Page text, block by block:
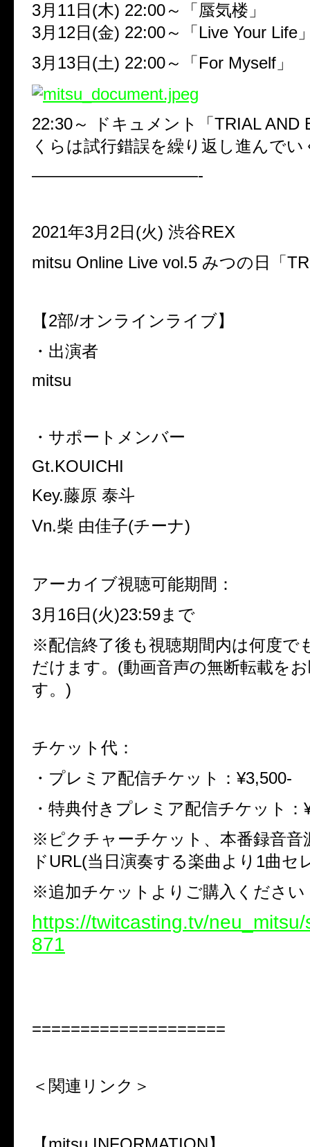
3月11日(木) 22:00～「蜃気楼」
3月12日(金) 22:00～「Live Your Life
3月13日(土) 22:00～「For Myself」
22:30～ ドキュメント「TRIAL AND
くらは試行錯誤を繰り返し進んでい
——————————-
2021年3月2日(火) 渋谷REX
mitsu Online Live vol.5 みつの日「
【2部/オンラインライブ】
・出演者
mitsu
・サポートメンバー
Gt.KOUICHI
Key.藤原 泰斗
Vn.柴 由佳子(チーナ)
アーカイブ視聴可能期間：
3月16日(火)23:59まで
※配信終了後も視聴期間内は何度で
だけます。(動画音声の無断転載を
す。)
チケット代：
・プレミア配信チケット：¥3,500-
・特典付きプレミア配信チケット：
※ピクチャーチケット、本番録音音
ドURL(当日演奏する楽曲より1曲セ
※追加チケットよりご購入ください
https://twitcasting.tv/
871
====================
＜関連リンク＞